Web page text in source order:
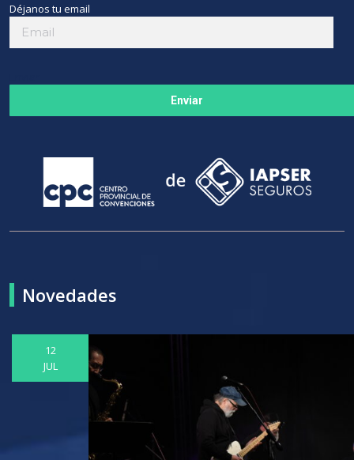
Déjanos tu email
Novedades
12
JUL